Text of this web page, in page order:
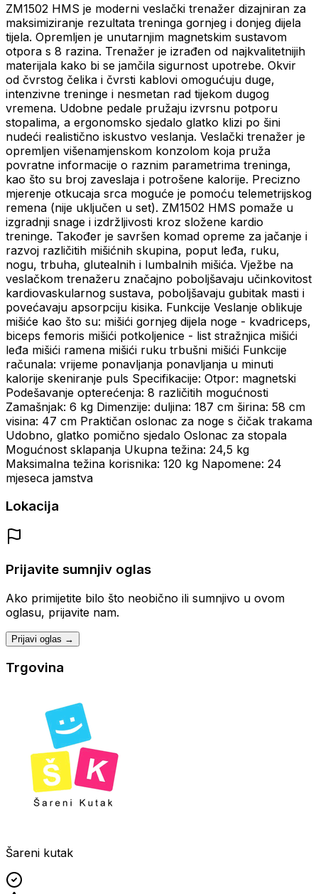
ZM1502 HMS je moderni veslački trenažer dizajniran za
maksimiziranje rezultata treninga gornjeg i donjeg dijela
tijela. Opremljen je unutarnjim magnetskim sustavom
otpora s 8 razina. Trenažer je izrađen od najkvalitetnijih
materijala kako bi se jamčila sigurnost upotrebe. Okvir
od čvrstog čelika i čvrsti kablovi omogućuju duge,
intenzivne treninge i nesmetan rad tijekom dugog
vremena. Udobne pedale pružaju izvrsnu potporu
stopalima, a ergonomsko sjedalo glatko klizi po šini
nudeći realistično iskustvo veslanja. Veslački trenažer je
opremljen višenamjenskom konzolom koja pruža
povratne informacije o raznim parametrima treninga,
kao što su broj zaveslaja i potrošene kalorije. Precizno
mjerenje otkucaja srca moguće je pomoću telemetrijskog
remena (nije uključen u set). ZM1502 HMS pomaže u
izgradnji snage i izdržljivosti kroz složene kardio
treninge. Također je savršen komad opreme za jačanje i
razvoj različitih mišićnih skupina, poput leđa, ruku,
nogu, trbuha, glutealnih i lumbalnih mišića. Vježbe na
veslačkom trenažeru značajno poboljšavaju učinkovitost
kardiovaskularnog sustava, poboljšavaju gubitak masti i
povećavaju apsorpciju kisika. Funkcije Veslanje oblikuje
mišiće kao što su: mišići gornjeg dijela noge - kvadriceps,
biceps femoris mišići potkoljenice - list stražnjica mišići
leđa mišići ramena mišići ruku trbušni mišići Funkcije
računala: vrijeme ponavljanja ponavljanja u minuti
kalorije skeniranje puls Specifikacije: Otpor: magnetski
Podešavanje opterećenja: 8 različitih mogućnosti
Zamašnjak: 6 kg Dimenzije: duljina: 187 cm širina: 58 cm
visina: 47 cm Praktičan oslonac za noge s čičak trakama
Udobno, glatko pomično sjedalo Oslonac za stopala
Mogućnost sklapanja Ukupna težina: 24,5 kg
Maksimalna težina korisnika: 120 kg Napomene: 24
mjeseca jamstva
Lokacija
Prijavite sumnjiv oglas
Ako primijetite bilo što neobično ili sumnjivo u ovom
oglasu, prijavite nam.
Prijavi oglas →
Trgovina
Šareni kutak